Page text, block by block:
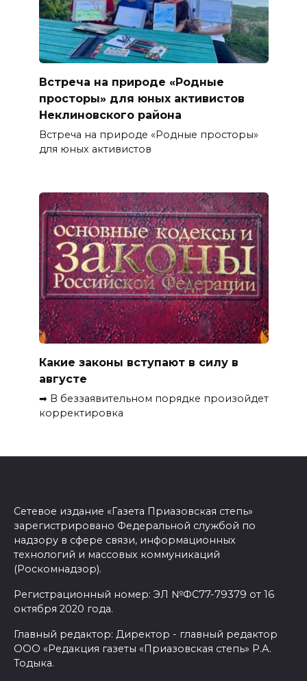
Встреча на природе «Родные
просторы» для юных активистов
Неклиновского района
Встреча на природе «Родные просторы»
для юных активистов
Какие законы вступают в силу в
августе
➡ В беззаявительном порядке произойдет
корректировка
Сетевое издание «Газета Приазовская степь»
зарегистрировано Федеральной службой по
надзору в сфере связи, информационных
технологий и массовых коммуникаций
(Роскомнадзор).
Регистрационный номер: ЭЛ №ФС77-79379 от 16
октября 2020 года.
Главный редактор: Директор - главный редактор
ООО «Редакция газеты «Приазовская степь» Р.А.
Тодыка.